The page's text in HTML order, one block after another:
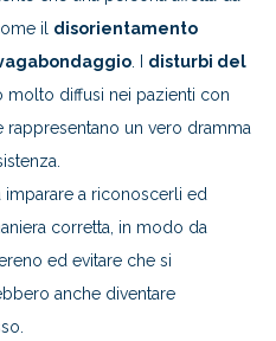
il disorientamento
disturbi del
molto diffusi nei pazienti con
un vero dramma
imparare a riconoscerli ed
corretta, in modo da
ed evitare che si
anche diventare